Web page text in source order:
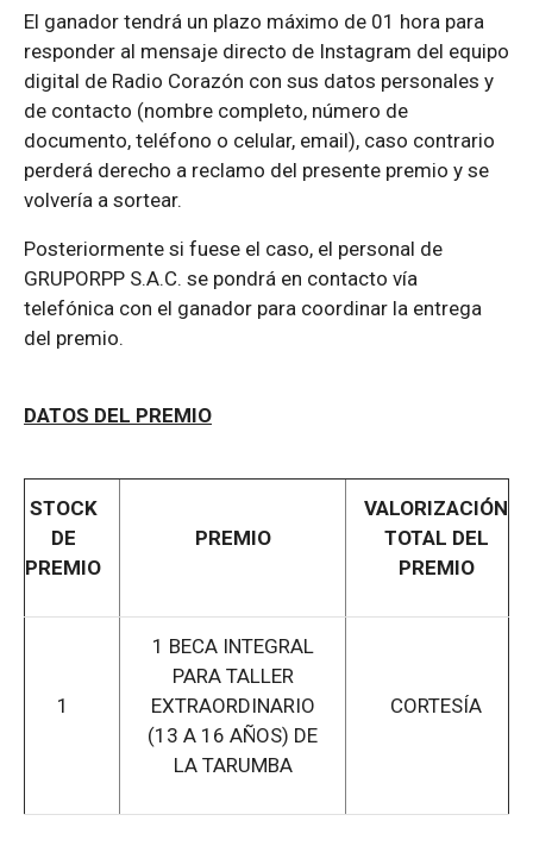
El ganador tendrá un plazo máximo de 01 hora para
responder al mensaje directo de Instagram del equipo
digital de Radio Corazón con sus datos personales y
de contacto (nombre completo, número de
documento, teléfono o celular, email), caso contrario
perderá derecho a reclamo del presente premio y se
volvería a sortear.
Posteriormente si fuese el caso, el personal de
GRUPORPP S.A.C. se pondrá en contacto vía
telefónica con el ganador para coordinar la entrega
del premio.
DATOS DEL PREMIO
STOCK
DE
PREMIO
PREMIO
VALORIZACIÓN
TOTAL DEL
PREMIO
1
1 BECA INTEGRAL
PARA TALLER
EXTRAORDINARIO
(13 A 16 AÑOS) DE
LA TARUMBA
CORTESÍA